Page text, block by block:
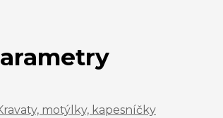
motýlky, kapesníčky